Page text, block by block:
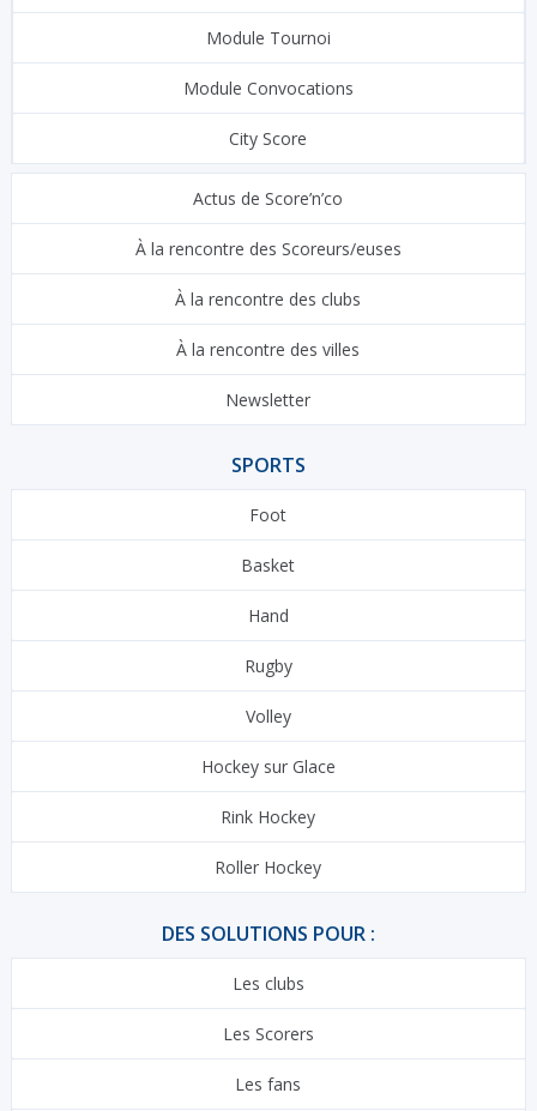
Module Tournoi
Module Convocations
City Score
Actus de Score’n’co
À la rencontre des Scoreurs/euses
À la rencontre des clubs
À la rencontre des villes
Newsletter
SPORTS
Foot
Basket
Hand
Rugby
Volley
Hockey sur Glace
Rink Hockey
Roller Hockey
DES SOLUTIONS POUR :
Les clubs
Les Scorers
Les fans